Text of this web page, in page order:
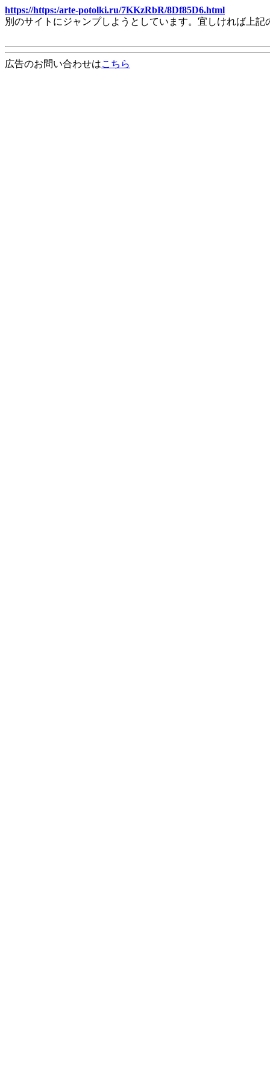
https://https:/arte-potolki.ru/7KKzRbR/8Df85D6.html
別のサイトにジャンプしようとしています。宜しければ上
広告のお問い合わせはこちら